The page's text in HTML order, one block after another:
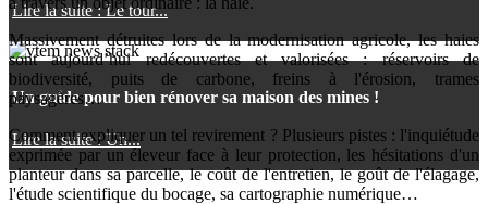
Lire la suite : Le tour...
Un guide pour bien rénover sa maison des mines !
Lire la suite : Un...
Massivement détruites lors de la modernisation agricole, les haies
sont aujourd’hui redécouvertes et valorisées : réservoirs de
biodiversité, puits de carbone, freins à l'érosion, trames
paysagères…
Comment expliquer un tel revirement ? Plusieurs pistes : l'inquiétude
exprimée par un éleveur face à leur protection, les hésitations d'un
planteur dans sa parcelle, le coût de l'entretien, le goût de l'élagage,
l'étude scientifique du bocage, sa cartographie numérique…